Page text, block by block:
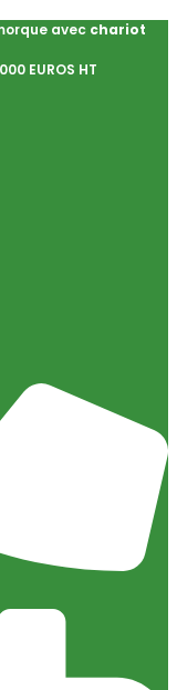
avec chariot
EUROS HT